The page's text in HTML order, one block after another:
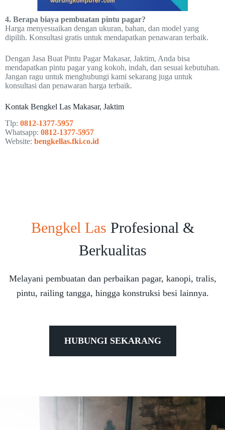
4. Berapa biaya pembuatan pintu pagar?
Harga menyesuaikan dengan ukuran, bahan, dan model yang
dipilih. Konsultasi gratis untuk mendapatkan penawaran terbaik.
Dengan Jasa Buat Pintu Pagar Makasar, Jaktim, Anda bisa
mendapatkan pintu pagar yang kokoh, indah, dan sesuai kebutuhan.
Jangan ragu untuk menghubungi kami sekarang juga untuk
konsultasi dan penawaran harga terbaik.
Kontak Bengkel Las Makasar, Jaktim
Tlp: 0812-1377-5957
Whatsapp: 0812-1377-5957
Website: bengkellas.fki.co.id
Bengkel Las Profesional &
Berkualitas
Melayani pembuatan dan perbaikan pagar, kanopi, tralis,
pintu, railing tangga, hingga konstruksi besi lainnya.
HUBUNGI SEKARANG